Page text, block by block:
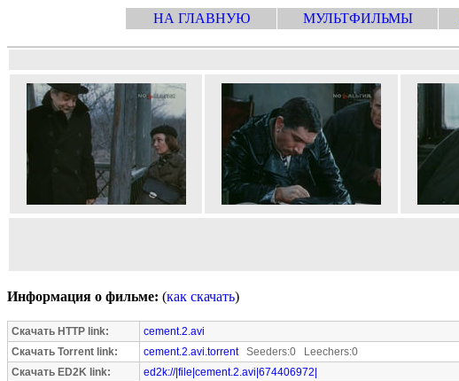
НА ГЛАВНУЮ МУЛЬТФИЛЬМЫ
Информация о фильме: (как скачать)
Скачать HTTP link:
cement.2.avi
Скачать Torrent link:
cement.2.avi.torrentSeeders:0 Leechers:0
Скачать ED2K link:
ed2k://|file|cement.2.avi|674406972|